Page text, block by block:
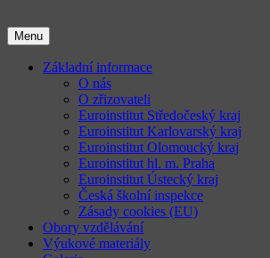
Menu
Základní informace
O nás
O zřizovateli
Euroinstitut Středočeský kraj
Euroinstitut Karlovarský kraj
Euroinstitut Olomoucký kraj
Euroinstitut hl. m. Praha
Euroinstitut Ústecký kraj
Česká školní inspekce
Zásady cookies (EU)
Obory vzdělávání
Výukové materiály